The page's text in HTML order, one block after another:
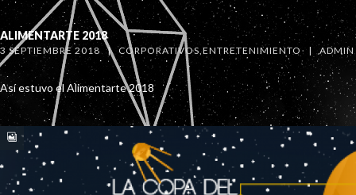
ALIMENTARTE 2018
3 SEPTIEMBRE 2018   | CORPORATIVOS,ENTRETENIMIENTO
   |
ADMIN
Así estuvo el Alimentarte 2018